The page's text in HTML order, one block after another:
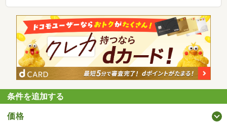
条件を追加する
価格